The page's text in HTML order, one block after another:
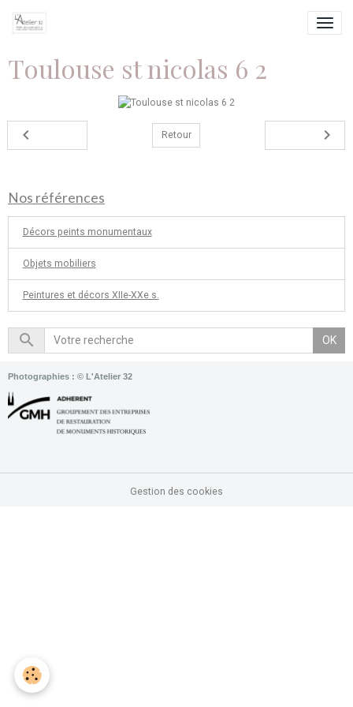
Toulouse st nicolas 6 2
Retour
Nos références
Décors peints monumentaux
Objets mobiliers
Peintures et décors XIIe-XXe s.
OK
Photographies : © L'Atelier 32
Gestion des cookies